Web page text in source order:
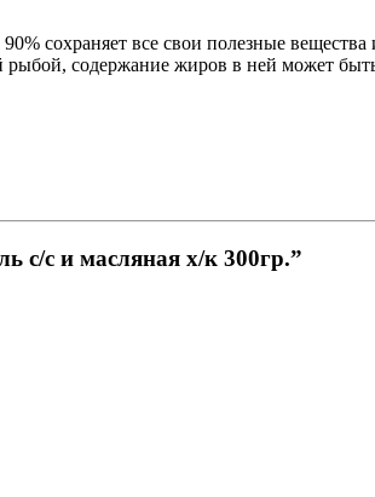
сохраняет все свои полезные
содержание жиров в ней может
с/с и масляная х/к 300гр.”